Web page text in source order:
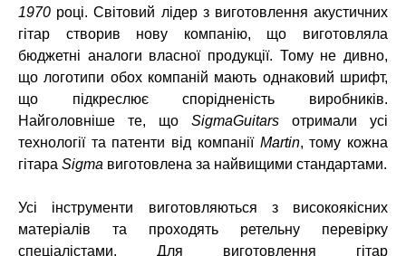
1970 році. Світовий лідер з виготовлення акустичних
гітар створив нову компанію, що виготовляла
бюджетні аналоги власної продукції. Тому не дивно,
що логотипи обох компаній мають однаковий шрифт,
що підкреслює спорідненість виробників.
Найголовніше те, що SigmaGuitars отримали усі
технології та патенти від компанії Martin, тому кожна
гітара Sigma виготовлена за найвищими стандартами.
Усі інструменти виготовляються з високоякісних
матеріалів та проходять ретельну перевірку
спеціалістами. Для виготовлення гітар